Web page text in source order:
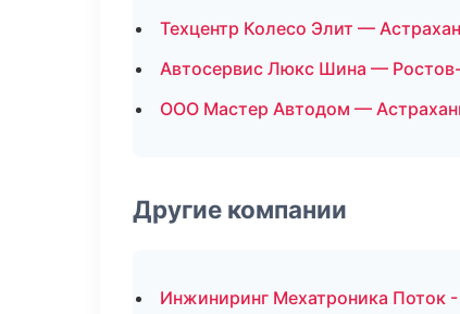
Техцентр Колесо Элит —
Автосервис Люкс Шина —
ООО Мастер Автодом —
Другие компании
Инжиниринг Мехатроника Поток